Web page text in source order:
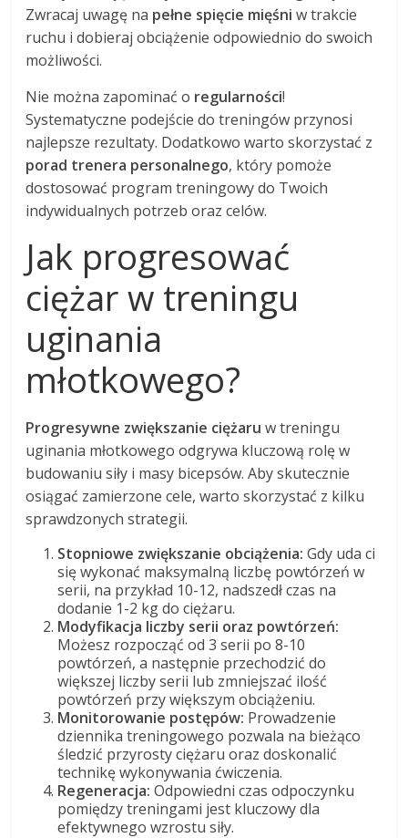
Zwracaj uwagę na pełne spięcie mięśni w trakcie
ruchu i dobieraj obciążenie odpowiednio do swoich
możliwości.
Nie można zapominać o regularności!
Systematyczne podejście do treningów przynosi
najlepsze rezultaty. Dodatkowo warto skorzystać z
porad trenera personalnego, który pomoże
dostosować program treningowy do Twoich
indywidualnych potrzeb oraz celów.
Jak progresować
ciężar w treningu
uginania
młotkowego?
Progresywne zwiększanie ciężaru w treningu
uginania młotkowego odgrywa kluczową rolę w
budowaniu siły i masy bicepsów. Aby skutecznie
osiągać zamierzone cele, warto skorzystać z kilku
sprawdzonych strategii.
Stopniowe zwiększanie obciążenia: Gdy uda ci
się wykonać maksymalną liczbę powtórzeń w
serii, na przykład 10-12, nadszedł czas na
dodanie 1-2 kg do ciężaru.
Modyfikacja liczby serii oraz powtórzeń:
Możesz rozpocząć od 3 serii po 8-10
powtórzeń, a następnie przechodzić do
większej liczby serii lub zmniejszać ilość
powtórzeń przy większym obciążeniu.
Monitorowanie postępów: Prowadzenie
dziennika treningowego pozwala na bieżąco
śledzić przyrosty ciężaru oraz doskonalić
technikę wykonywania ćwiczenia.
Regeneracja: Odpowiedni czas odpoczynku
pomiędzy treningami jest kluczowy dla
efektywnego wzrostu siły.